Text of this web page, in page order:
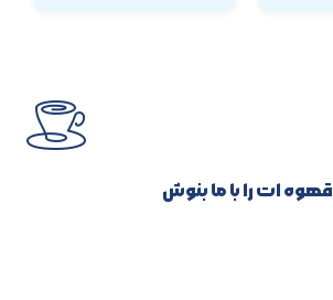
قهوه ات را با ما بنوش